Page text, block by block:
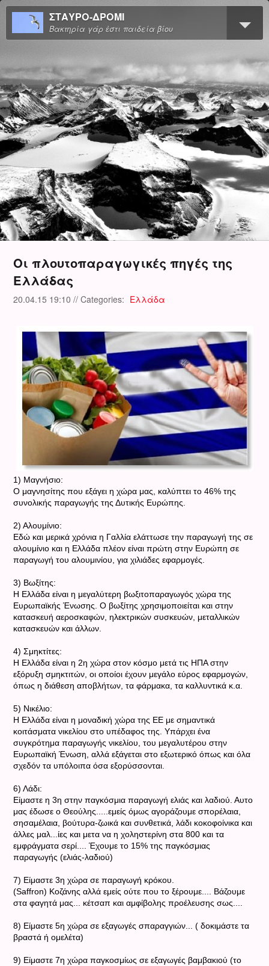
ΣΤΑΥΡΟ-ΔΡΟΜΙ
Βακτηρία γάρ ἐστι παιδεία βίου
Οι πλουτοπαραγωγικές πηγές της
Ελλάδας
20.04.15 19:10 // Categories: Ελλάδα
1) Μαγνήσιο:
Ο μαγνησίτης που εξάγει η χώρα μας, καλύπτει το 46% της
συνολικής παραγωγής της Δυτικής Ευρώπης.
2) Αλουμίνιο:
Εδώ και μερικά χρόνια η Γαλλία ελάττωσε την παραγωγή της σε
αλουμίνιο και η Ελλάδα πλέον είναι πρώτη στην Ευρώπη σε
παραγωγή του αλουμινίου, για χιλιάδες εφαρμογές.
3) Βωξίτης:
Η Ελλάδα είναι η μεγαλύτερη βωξιτοπαραγωγός χώρα της
Ευρωπαϊκής Ένωσης. Ο βωξίτης χρησιμοποιείται και στην
κατασκευή αεροσκαφών, ηλεκτρικών συσκευών, μεταλλικών
κατασκευών και άλλων.
4) Σμηκτίτες:
Η Ελλάδα είναι η 2η χώρα στον κόσμο μετά τις ΗΠΑ στην
εξόρυξη σμηκτιτών, οι οποίοι έχουν μεγάλο εύρος εφαρμογών,
όπως η διάθεση αποβλήτων, τα φάρμακα, τα καλλυντικά κ.α.
5) Νικέλιο:
H Ελλάδα είναι η μοναδική χώρα της ΕΕ με σημαντικά
κοιτάσματα νικελίου στο υπέδαφος της. Υπάρχει ένα
συγκρότημα παραγωγής νικελίου, του μεγαλυτέρου στην
Ευρωπαϊκή Ένωση, αλλά εξάγεται στο εξωτερικό όπως και όλα
σχεδόν τα υπόλοιπα όσα εξορύσσονται.
6) Λάδι:
Είμαστε η 3η στην παγκόσμια παραγωγή ελιάς και λαδιού. Αυτο
μας έδωσε ο Θεούλης.....εμείς όμως αγοράζουμε σπορέλαια,
σησαμέλαια, βούτυρα-ζωικά και συνθετικά, λάδι κοκοφοίνικα και
άλλες μαλ...ίες και μετα να η χοληστερίνη στα 800 και τα
εμφράγματα σερί.... Έχουμε το 15% της παγκόσμιας
παραγωγής (ελιάς-λαδιού)
7) Είμαστε 3η χώρα σε παραγωγή κρόκου.
(Saffron) Κοζάνης αλλά εμείς ούτε που το ξέρουμε.... Βάζουμε
στα φαγητά μας... κέτσαπ και αμφίβολης προέλευσης σως....
8) Είμαστε 5η χώρα σε εξαγωγές σπαραγγιών... ( δοκιμάστε τα
βραστά ή ομελέτα)
9) Είμαστε 7η χώρα παγκοσμίως σε εξαγωγές βαμβακιού (τo